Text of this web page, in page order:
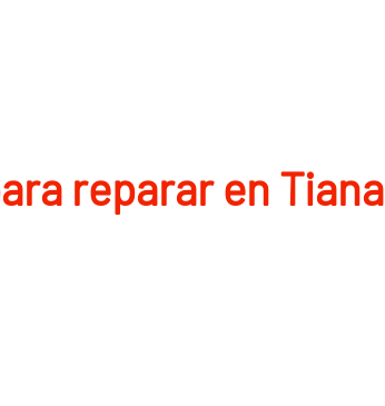
reparar en Tiana